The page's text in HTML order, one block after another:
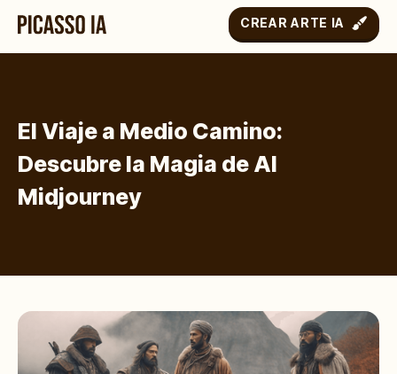
CREAR ARTE IA
El Viaje a Medio Camino:
Descubre la Magia de Al
Midjourney